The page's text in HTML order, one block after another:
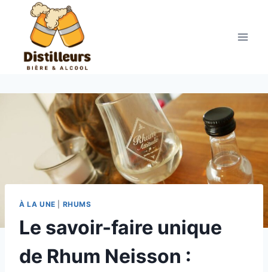
contenu
À LA UNE RHUMS
Le savoir-faire unique
de Rhum Neisson :